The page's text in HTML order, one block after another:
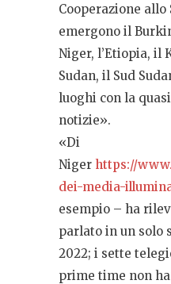
Cooperazione
emergono il
Niger, l’Etiopia, il
Sudan, il Sud
luoghi con la
notizie».
«Di
Niger https://
dei-media-
esempio – ha
parlato in un solo
2022; i sette
prime time non